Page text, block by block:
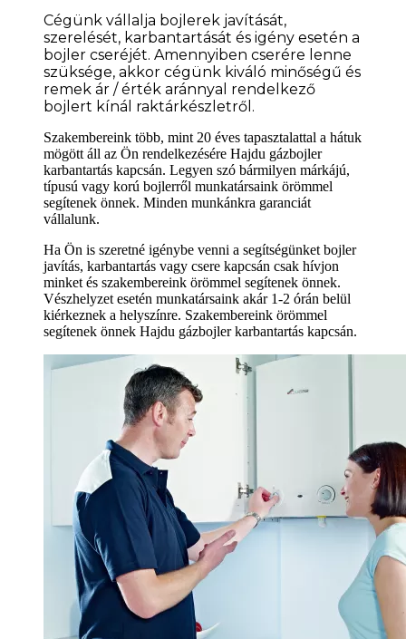
Cégünk vállalja bojlerek javítását,
szerelését, karbantartását és igény esetén a
bojler cseréjét. Amennyiben cserére lenne
szüksége, akkor cégünk kiváló minőségű és
remek ár / érték aránnyal rendelkező
bojlert kínál raktárkészletről.
Szakembereink több, mint 20 éves tapasztalattal a hátuk
mögött áll az Ön rendelkezésére Hajdu gázbojler
karbantartás kapcsán. Legyen szó bármilyen márkájú,
típusú vagy korú bojlerről munkatársaink örömmel
segítenek önnek. Minden munkánkra garanciát
vállalunk.
Ha Ön is szeretné igénybe venni a segítségünket bojler
javítás, karbantartás vagy csere kapcsán csak hívjon
minket és szakembereink örömmel segítenek önnek.
Vészhelyzet esetén munkatársaink akár 1-2 órán belül
kiérkeznek a helyszínre. Szakembereink örömmel
segítenek önnek Hajdu gázbojler karbantartás kapcsán.